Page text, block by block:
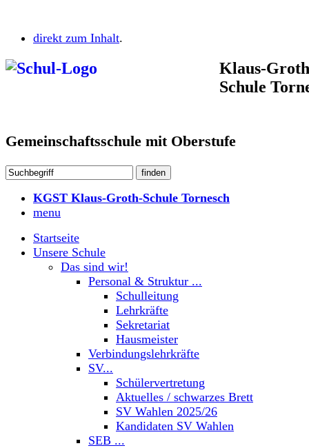
direkt zum Inhalt.
Klaus-
Schule
Gemeinschaftsschule mit Oberstufe
KGST Klaus-Groth-Schule Tornesch
menu
Startseite
Unsere Schule
Das sind wir!
Personal & Struktur ...
Schulleitung
Lehrkräfte
Sekretariat
Hausmeister
Verbindungslehrkräfte
SV...
Schülervertretung
Aktuelles / schwarzes Brett
SV Wahlen 2025/26
Kandidaten SV Wahlen
SEB ...